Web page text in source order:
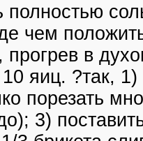
полностью
чем
прогрев в
яиц. ?так,
порезать
3)